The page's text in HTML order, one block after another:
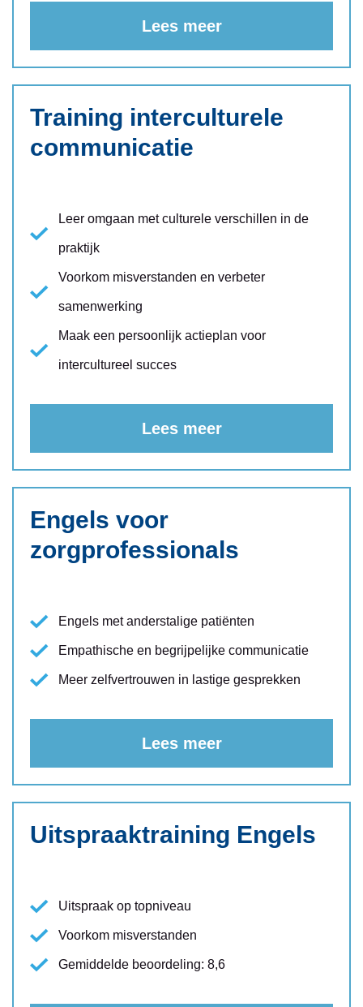
Lees meer
Training interculturele
communicatie
Leer omgaan met culturele verschillen in de
praktijk
Voorkom misverstanden en verbeter
samenwerking
Maak een persoonlijk actieplan voor
intercultureel succes
Lees meer
Engels voor
zorgprofessionals
Engels met anderstalige patiënten
Empathische en begrijpelijke communicatie
Meer zelfvertrouwen in lastige gesprekken
Lees meer
Uitspraaktraining Engels
Uitspraak op topniveau
Voorkom misverstanden
Gemiddelde beoordeling: 8,6